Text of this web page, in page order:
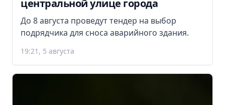
центральной улице города
До 8 августа проведут тендер на выбор
подрядчика для сноса аварийного здания.
19:21, 5 августа